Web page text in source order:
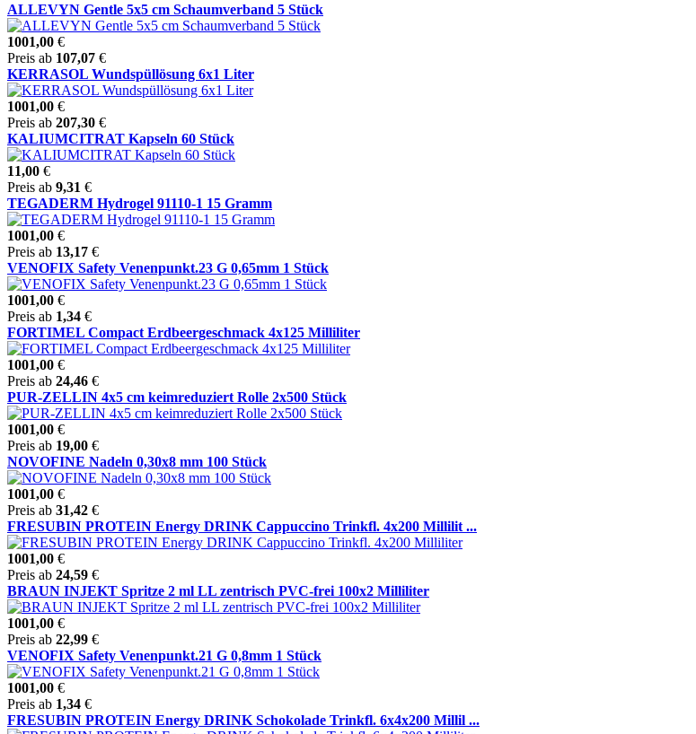
ALLEVYN Gentle 5x5 cm Schaumverband 5 Stück
1001,00 €
Preis ab 107,07 €
KERRASOL Wundspüllösung 6x1 Liter
1001,00 €
Preis ab 207,30 €
KALIUMCITRAT Kapseln 60 Stück
11,00 €
Preis ab 9,31 €
TEGADERM Hydrogel 91110-1 15 Gramm
1001,00 €
Preis ab 13,17 €
VENOFIX Safety Venenpunkt.23 G 0,65mm 1 Stück
1001,00 €
Preis ab 1,34 €
FORTIMEL Compact Erdbeergeschmack 4x125 Milliliter
1001,00 €
Preis ab 24,46 €
PUR-ZELLIN 4x5 cm keimreduziert Rolle 2x500 Stück
1001,00 €
Preis ab 19,00 €
NOVOFINE Nadeln 0,30x8 mm 100 Stück
1001,00 €
Preis ab 31,42 €
FRESUBIN PROTEIN Energy DRINK Cappuccino Trinkfl. 4x200 Millilit ...
1001,00 €
Preis ab 24,59 €
BRAUN INJEKT Spritze 2 ml LL zentrisch PVC-frei 100x2 Milliliter
1001,00 €
Preis ab 22,99 €
VENOFIX Safety Venenpunkt.21 G 0,8mm 1 Stück
1001,00 €
Preis ab 1,34 €
FRESUBIN PROTEIN Energy DRINK Schokolade Trinkfl. 6x4x200 Millil ...